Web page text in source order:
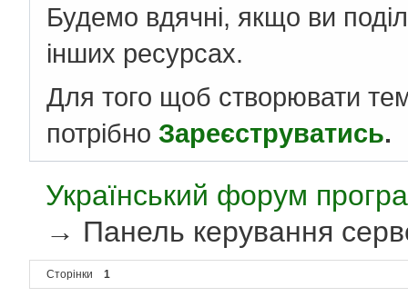
Будемо вдячні, якщо ви
інших ресурсах.
Для того щоб створювати
потрібно Зареєструватись.
Український форум
→ Панель керування
Сторінки 1